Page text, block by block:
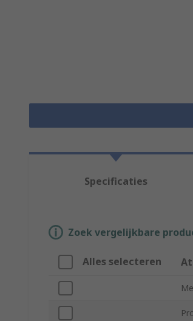
Specificaties
Zoek vergelijkbare
Alles selecteren